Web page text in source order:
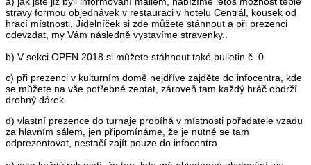
stravy formou objednávek v restauraci v hotelu Centrál, kousek od
hrací místnosti. Jídelníček si zde můžete stáhnout a při prezenci
odevzdat, my Vám následně vystavíme stravenky..
b) V sekci OPEN 2018 si můžete stáhnout také bulletin č. 0
c) při prezenci v kulturním domě nejdříve zajděte do infocentra, kde
se můžete na vše potřebné zeptat, zároveň tam každý hráč obdrží
drobný dárek.
d) vlastní prezence do turnaje probíhá v místnosti pořadatele vzadu
za hlavním sálem, jen připomínáme, že je nutné se tam
odprezentovat, nestačí zajít pouze do infocentra..